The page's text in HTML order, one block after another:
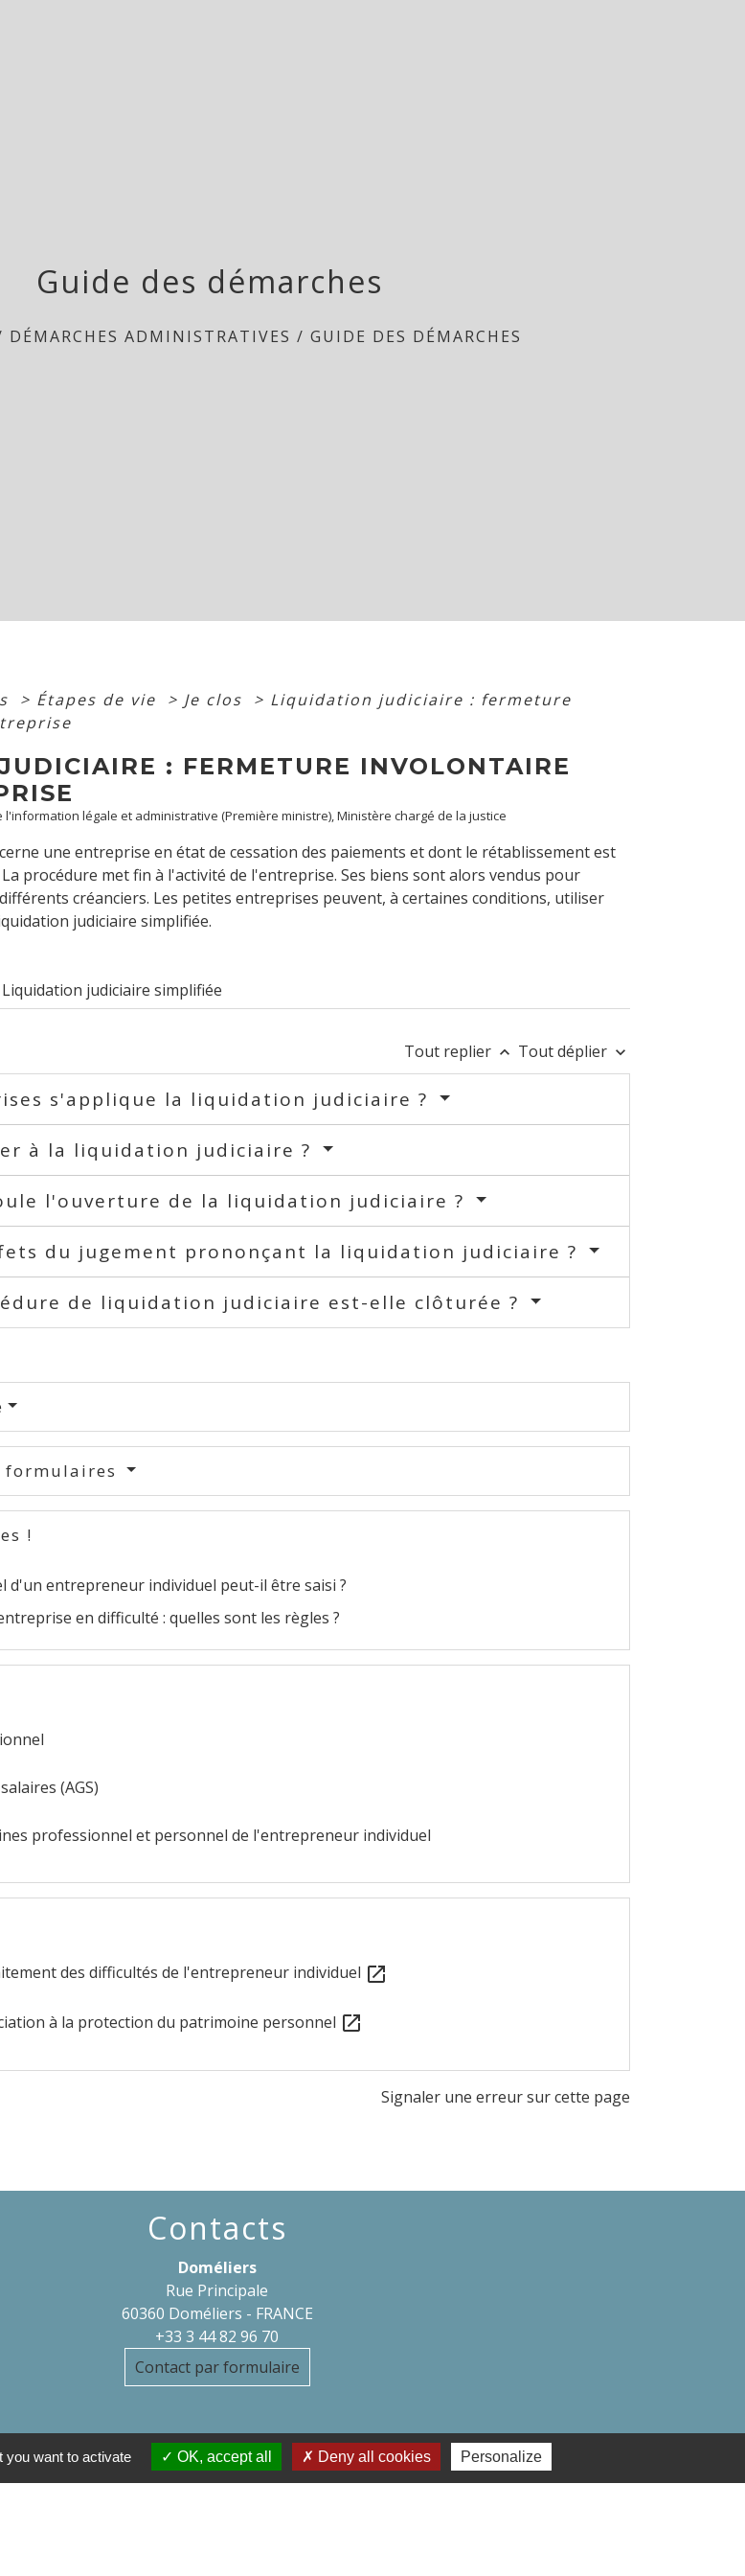
Guide des démarches
DÉMARCHES ADMINISTRATIVES / GUIDE DES DÉMARCHES
> Étapes de vie > Je clos > Liquidation judiciaire : fermeture
: FERMETURE INVOLONTAIRE
l'information légale et administrative (Première ministre), Ministère chargé de la justice
une entreprise en état de cessation des paiements et dont le rétablissement est
procédure met fin à l'activité de l'entreprise. Ses biens sont alors vendus pour
créanciers. Les petites entreprises peuvent, à certaines conditions, utiliser
judiciaire simplifiée.
Liquidation judiciaire simplifiée
Tout replier keyboard_arrow_up Tout déplier keyboard_arrow_down
s'applique la liquidation judiciaire ?
à la liquidation judiciaire ?
l'ouverture de la liquidation judiciaire ?
du jugement prononçant la liquidation judiciaire ?
de liquidation judiciaire est-elle clôturée ?
formulaires
!
d'un entrepreneur individuel peut-il être saisi ?
en difficulté : quelles sont les règles ?
(AGS)
professionnel et personnel de l'entrepreneur individuel
des difficultés de l'entrepreneur individuel open_in_new
à la protection du patrimoine personnel open_in_new
Signaler une erreur sur cette page
Contacts
Doméliers
Rue Principale
60360 Doméliers - FRANCE
+33 3 44 82 96 70
Contact par formulaire
you want to activate OK, accept all Deny all cookies Personalize